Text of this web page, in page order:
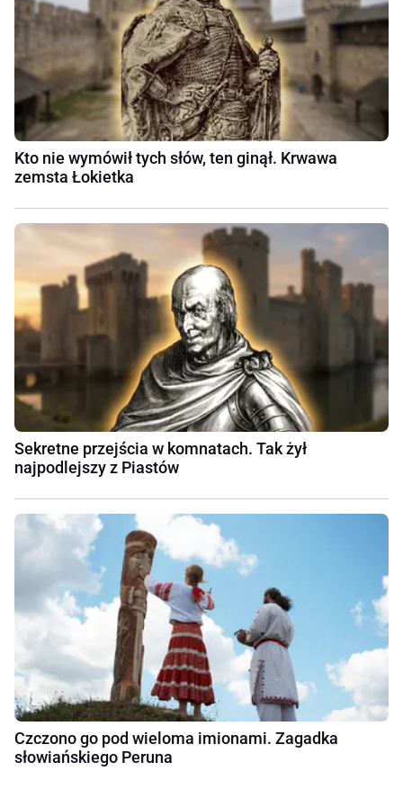
Kto nie wymówił tych słów, ten ginął. Krwawa
zemsta Łokietka
Sekretne przejścia w komnatach. Tak żył
najpodlejszy z Piastów
Czczono go pod wieloma imionami. Zagadka
słowiańskiego Peruna